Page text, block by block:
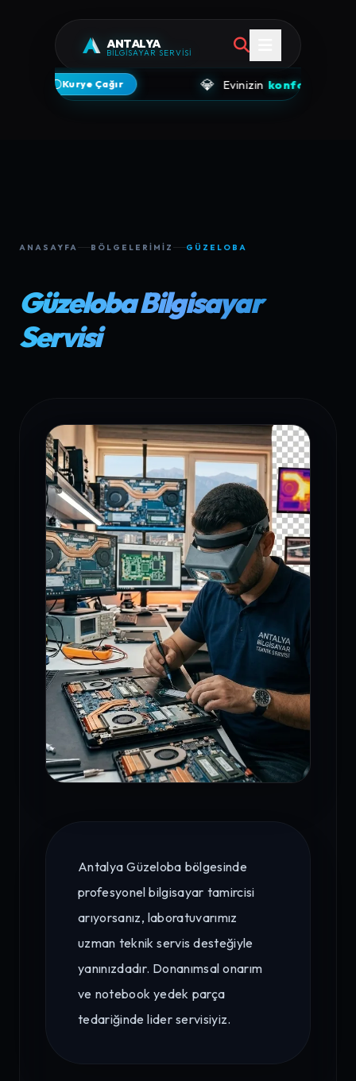
Çağır 💎 konforundan
ANTALYA
BİLGİSAYAR SERVİSİ
ANASAYFA BÖLGELERIMIZ GÜZELOBA
Güzeloba Bilgisayar
Servisi
Antalya Güzeloba bölgesinde
profesyonel bilgisayar tamircisi
arıyorsanız, laboratuvarımız
uzman teknik servis desteğiyle
yanınızdadır. Donanımsal onarım
ve notebook yedek parça
tedariğinde lider servisiyiz.